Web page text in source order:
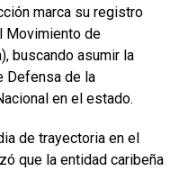
marca su registro
Movimiento de
buscando asumir la
Defensa de la
en el estado.
de trayectoria en el
que la entidad caribeña